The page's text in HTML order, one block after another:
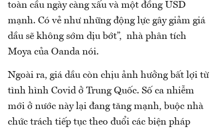
toàn cầu ngày càng xấu và một đồng USD
mạnh. Có vẻ như những động lực gây giảm giá
dầu sẽ không sớm dịu bớt”, nhà phân tích
Moya của Oanda nói.
Ngoài ra, giá dầu còn chịu ảnh hưởng bất lợi từ
tình hình Covid ở Trung Quốc. Số ca nhiễm
mới ở nước này lại đang tăng mạnh, buộc nhà
chức trách tiếp tục theo đuổi các biện pháp